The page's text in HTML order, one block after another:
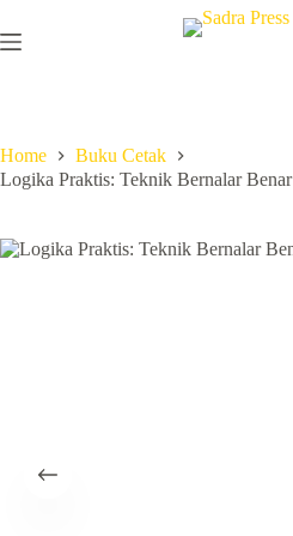
Home
Buku Cetak
Logika Praktis: Teknik Bernalar Benar